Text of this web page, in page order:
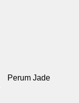
Perum Jade